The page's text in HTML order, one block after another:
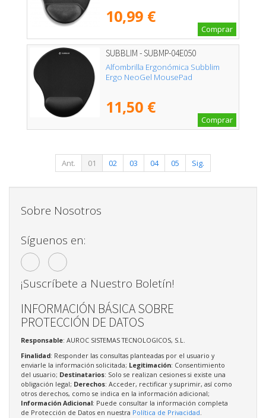
10,99 €
Comprar
SUBBLIM - SUBMP-04E050
Alfombrilla Ergonómica Subblim
Ergo NeoGel MousePad
11,50 €
Comprar
Ant. 01 02 03 04 05 Sig.
Sobre Nosotros
Síguenos en:
¡Suscríbete a Nuestro Boletín!
INFORMACIÓN BÁSICA SOBRE
PROTECCIÓN DE DATOS
Responsable: AUROC SISTEMAS TECNOLOGICOS, S.L.
Finalidad: Responder las consultas planteadas por el usuario y
enviarle la información solicitada; Legitimación: Consentimiento
del usuario; Destinatarios: Solo se realizan cesiones si existe una
obligación legal; Derechos: Acceder, rectificar y suprimir, así como
otros derechos, como se indica en la información adicional;
Información Adicional: Puede consultar la información completa
de Protección de Datos en nuestra Política de Privacidad.